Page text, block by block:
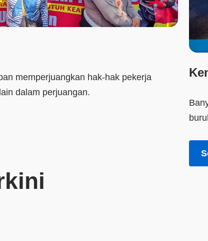
memperjuangkan hak-hak pekerja
dalam perjuangan.